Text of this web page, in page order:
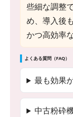
些細な調整
め、導入後
かつ高効率
よくある質問（FAQ）
最も効果
中古粉砕